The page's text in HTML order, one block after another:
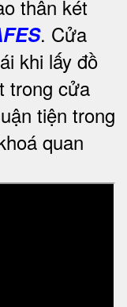
thân két
. Cửa
khi lấy đồ
trong cửa
tiện trong
quan